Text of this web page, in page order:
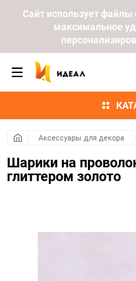
Cайт использует
максимальное
Аксессуары для декора
Шарики на
глиттером золото